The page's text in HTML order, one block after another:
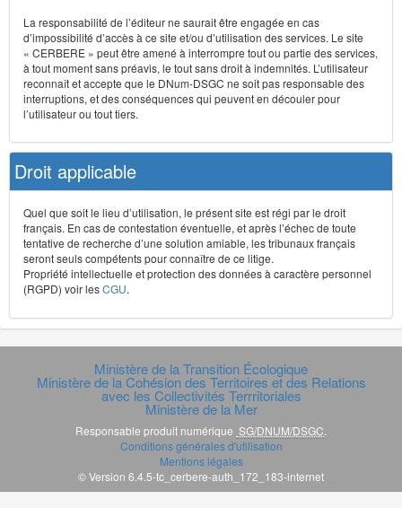
La responsabilité de l’éditeur ne saurait être engagée en cas
d’impossibilité d’accès à ce site et/ou d’utilisation des services. Le site
« CERBERE » peut être amené à interrompre tout ou partie des services,
à tout moment sans préavis, le tout sans droit à indemnités. L’utilisateur
reconnaît et accepte que le DNum-DSGC ne soit pas responsable des
interruptions, et des conséquences qui peuvent en découler pour
l’utilisateur ou tout tiers.
Droit applicable
Quel que soit le lieu d’utilisation, le présent site est régi par le droit
français. En cas de contestation éventuelle, et après l’échec de toute
tentative de recherche d’une solution amiable, les tribunaux français
seront seuls compétents pour connaître de ce litige.
Propriété intellectuelle et protection des données à caractère personnel
(RGPD) voir lesCGU.
Ministère de la Transition Écologique
Ministère de la Cohésion des Territoires et des Relations
avec les Collectivités Terrritoriales
Ministère de la Mer
Responsable produit numérique SG/DNUM/DSGC
Conditions générales d'utilisation
Mentions légales
© Version 6.4.5-tc_cerbere-auth_172_183-internet